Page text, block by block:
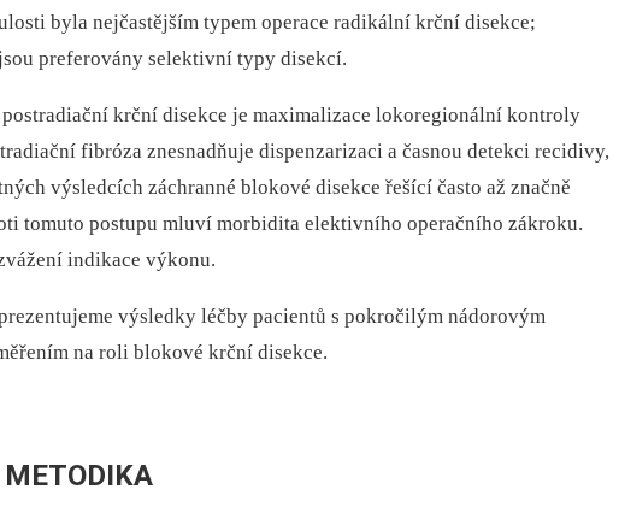
byla nejčastějším typem operace radikální krční disekce;
preferovány selektivní typy disekcí.
postradiační krční disekce je maximalizace lokoregionální kontroly
fibróza znesnadňuje dispenzarizaci a časnou detekci recidivy,
výsledcích záchranné blokové disekce řešící často až značně
tomuto postupu mluví morbidita elektivního operačního zákroku.
indikace výkonu.
výsledky léčby pacientů s pokročilým nádorovým
na roli blokové krční disekce.